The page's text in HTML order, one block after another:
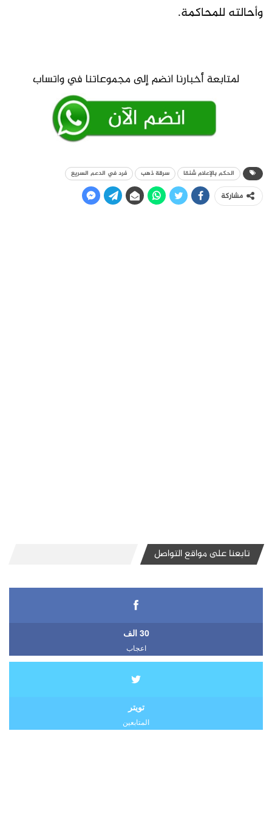
وأحالته للمحاكمة.
الحكم بالإعلام شنقا سرقة ذهب فرد في الدعم السريع
مشاركة
تابعنا على مواقع التواصل
30 الف
اعجاب
تويتر
المتابعين